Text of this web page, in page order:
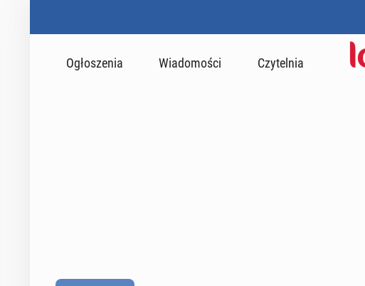
Ogłoszenia Wiadomości Czytelnia